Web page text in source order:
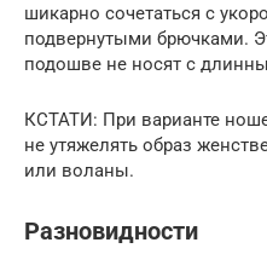
шикарно сочетаться с
подвернутыми брючками.
подошве не носят с
КСТАТИ: При варианте
не утяжелять образ
или воланы.
Разновидности